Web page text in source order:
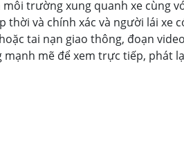
trường xung quanh xe cùng
và chính xác và người lái xe
tai nạn giao thông, đoạn
mẽ để xem trực tiếp, phát